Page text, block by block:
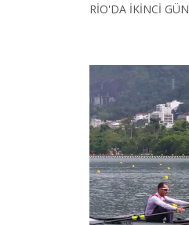
RİO'DA İKİNCİ GÜN